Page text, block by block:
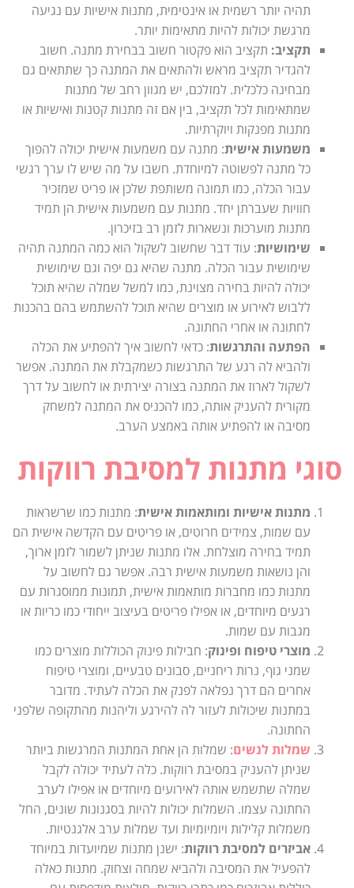
תהיה יותר רשמית או אינטימית, מתנות אישיות עם נגיעה
מרגשת יכולות להיות מתאימות יותר.
תקציב: תקציב הוא פקטור חשוב בבחירת מתנה. חשוב
להגדיר תקציב מראש ולהתאים את המתנה כך שתתאים גם
מבחינה כלכלית. למזלכם, יש מגוון רחב של מתנות
שמתאימות לכל תקציב, בין אם זה מתנות קטנות ואישיות או
מתנות מפנקות ויוקרתיות.
משמעות אישית: מתנה עם משמעות אישית יכולה להפוך
כל מתנה לפשוטה למיוחדת. חשבו על מה שיש לו ערך רגשי
עבור הכלה, כמו תמונה משותפת שלכן או פריט שמזכיר
חוויות שעברתן יחד. מתנות עם משמעות אישית הן תמיד
מתנות מוערכות ונשארות לזמן רב בזיכרון.
שימושיות: עוד דבר שחשוב לשקול הוא כמה המתנה תהיה
שימושית עבור הכלה. מתנה שהיא גם יפה וגם שימושית
יכולה להיות בחירה מצוינת, כמו למשל שמלה שהיא תוכל
ללבוש לאירוע או מוצרים שהיא תוכל להשתמש בהם בהכנות
לחתונה או אחרי החתונה.
הפתעה והתרגשות: כדאי לחשוב איך להפתיע את הכלה
ולהביא לה רגע של התרגשות כשמקבלת את המתנה. אפשר
לשקול לארוז את המתנה בצורה יצירתית או לחשוב על דרך
מקורית להעניק אותה, כמו להכניס את המתנה למשחק
מסיבה או להפתיע אותה באמצע הערב.
סוגי מתנות למסיבת רווקות
מתנות אישיות ומותאמות אישית: מתנות כמו שרשראות
עם שמות, צמידים חרוטים, או פריטים עם הקדשה אישית הם
תמיד בחירה מוצלחת. אלו מתנות שניתן לשמור לזמן ארוך,
והן נושאות משמעות אישית רבה. אפשר גם לחשוב על
מתנות כמו מחברות מותאמות אישית, תמונות ממוסגרות עם
רגעים מיוחדים, או אפילו פריטים בעיצוב ייחודי כמו כריות או
מגבות עם שמות.
מוצרי טיפוח ופינוק: חבילות פינוק הכוללות מוצרים כמו
שמני גוף, נרות ריחניים, סבונים טבעיים, ומוצרי טיפוח
אחרים הם דרך נפלאה לפנק את הכלה לעתיד. מדובר
במתנות שיכולות לעזור לה להירגע וליהנות מהתקופה שלפני
החתונה.
שמלות לנשים: שמלות הן אחת המתנות המרגשות ביותר
שניתן להעניק במסיבת רווקות. כלה לעתיד יכולה לקבל
שמלה שתשמש אותה לאירועים מיוחדים או אפילו לערב
החתונה עצמו. השמלות יכולות להיות בסגנונות שונים, החל
משמלות קלילות ויומיומיות ועד שמלות ערב אלגנטיות.
אביזרים למסיבת רווקות: ישנן מתנות שמיועדות במיוחד
להפעיל את המסיבה ולהביא שמחה וצחוק. מתנות כאלה